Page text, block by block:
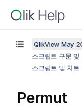
QlikView May
스크립트 구문 및
스크립트 및 차트
Permut